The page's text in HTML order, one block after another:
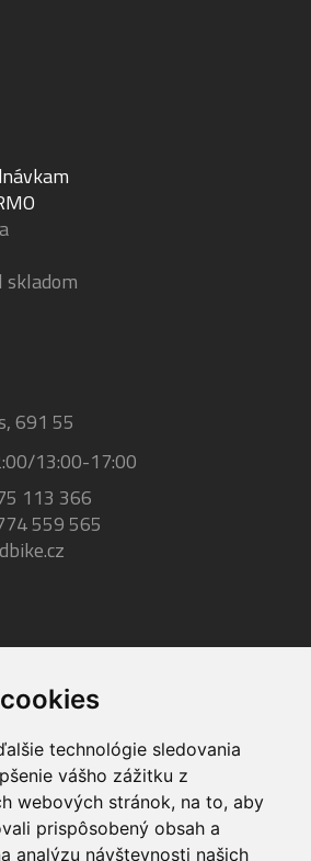
technológie sledovania
vášho zážitku z
webových stránok, na to, aby
prispôsobený obsah a
analýzu návštevnosti našich
skladom
691 55
13:00-17:00
113 366
559 565
Instagram
Testovacia trať